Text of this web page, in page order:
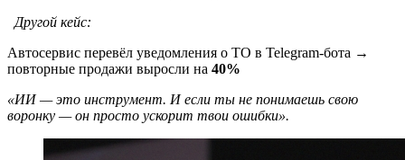
Другой кейс:
Автосервис перевёл уведомления о ТО в Telegram-бота →
повторные продажи выросли на 40%
«ИИ — это инструмент. И если ты не понимаешь свою
воронку — он просто ускорит твои ошибки».